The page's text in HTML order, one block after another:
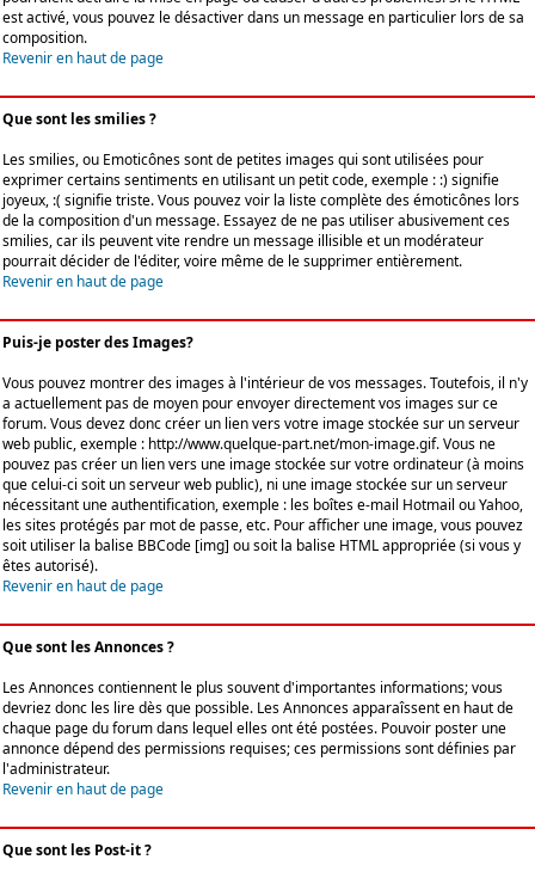
est activé, vous pouvez le désactiver dans un message en particulier lors de sa
composition.
Revenir en haut de page
Que sont les smilies ?
Les smilies, ou Emoticônes sont de petites images qui sont utilisées pour
exprimer certains sentiments en utilisant un petit code, exemple : :) signifie
joyeux, :( signifie triste. Vous pouvez voir la liste complète des émoticônes lors
de la composition d'un message. Essayez de ne pas utiliser abusivement ces
smilies, car ils peuvent vite rendre un message illisible et un modérateur
pourrait décider de l'éditer, voire même de le supprimer entièrement.
Revenir en haut de page
Puis-je poster des Images?
Vous pouvez montrer des images à l'intérieur de vos messages. Toutefois, il n'y
a actuellement pas de moyen pour envoyer directement vos images sur ce
forum. Vous devez donc créer un lien vers votre image stockée sur un serveur
web public, exemple : http://www.quelque-part.net/mon-image.gif. Vous ne
pouvez pas créer un lien vers une image stockée sur votre ordinateur (à moins
que celui-ci soit un serveur web public), ni une image stockée sur un serveur
nécessitant une authentification, exemple : les boîtes e-mail Hotmail ou Yahoo,
les sites protégés par mot de passe, etc. Pour afficher une image, vous pouvez
soit utiliser la balise BBCode [img] ou soit la balise HTML appropriée (si vous y
êtes autorisé).
Revenir en haut de page
Que sont les Annonces ?
Les Annonces contiennent le plus souvent d'importantes informations; vous
devriez donc les lire dès que possible. Les Annonces apparaîssent en haut de
chaque page du forum dans lequel elles ont été postées. Pouvoir poster une
annonce dépend des permissions requises; ces permissions sont définies par
l'administrateur.
Revenir en haut de page
Que sont les Post-it ?